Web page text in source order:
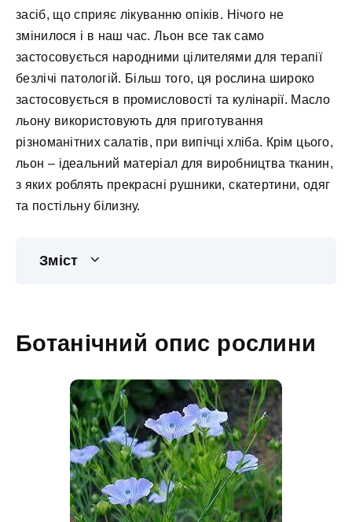
засіб, що сприяє лікуванню опіків. Нічого не
змінилося і в наш час. Льон все так само
застосовується народними цілителями для терапії
безлічі патологій. Більш того, ця рослина широко
застосовується в промисловості та кулінарії. Масло
льону використовують для приготування
різноманітних салатів, при випічці хліба. Крім цього,
льон – ідеальний матеріал для виробництва тканин,
з яких роблять прекрасні рушники, скатертини, одяг
та постільну білизну.
Зміст
Ботанічний опис рослини